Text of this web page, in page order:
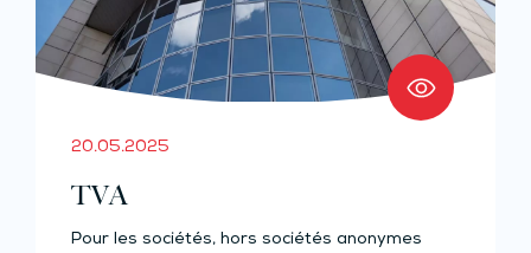
20.05.2025
TVA
Pour les sociétés, hors sociétés anonymes